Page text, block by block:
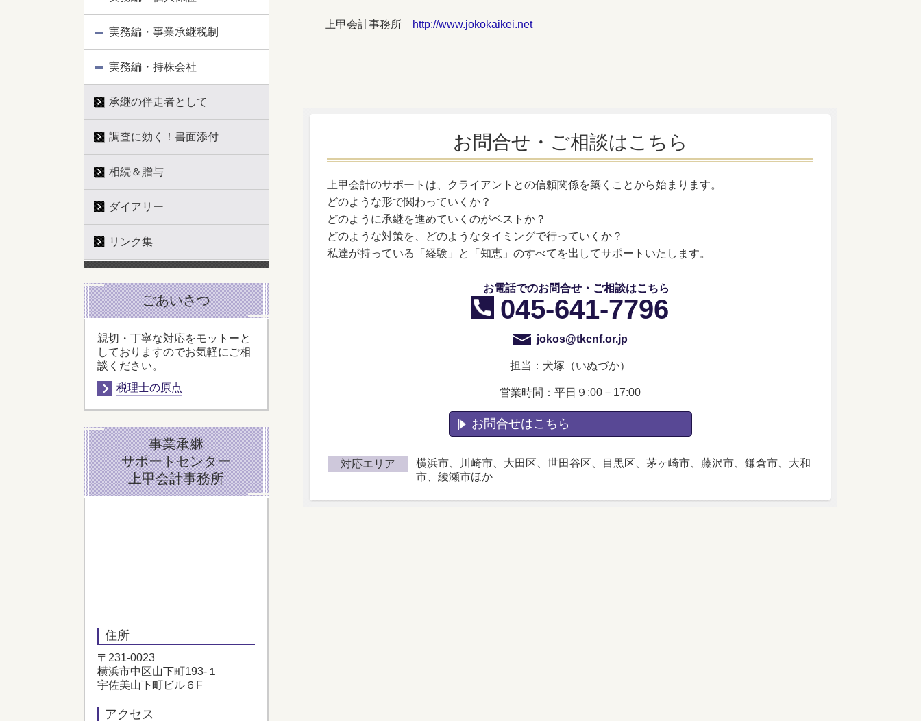
上甲会計事務所 http://www.jokokaikei.net
お問合せ・ご相談はこちら
上甲会計のサポートは、クライアントとの信頼関係を築くことから始まります。
どのような形で関わっていくか？
どのように承継を進めていくのがベストか？
どのような対策を、どのようなタイミングで行っていくか？
私達が持っている「経験」と「知恵」のすべてを出してサポートいたします。
お電話でのお問合せ・ご相談はこちら
045-641-7796
jokos@tkcnf.or.jp
担当：犬塚（いぬづか）
営業時間：平日９:00－17:00
お問合せはこちら
対応エリア
横浜市、川崎市、大田区、世田谷区、目黒区、茅ヶ崎市、藤沢市、鎌倉市、大和
市、綾瀬市ほか
実務編・事業承継税制
実務編・持株会社
承継の伴走者として
調査に効く！書面添付
相続＆贈与
ダイアリー
リンク集
ごあいさつ
親切・丁寧な対応をモットーと
しておりますのでお気軽にご相
談ください。
税理士の原点
事業承継
サポートセンター
上甲会計事務所
住所
〒231-0023
横浜市中区山下町193-１
宇佐美山下町ビル６F
アクセス